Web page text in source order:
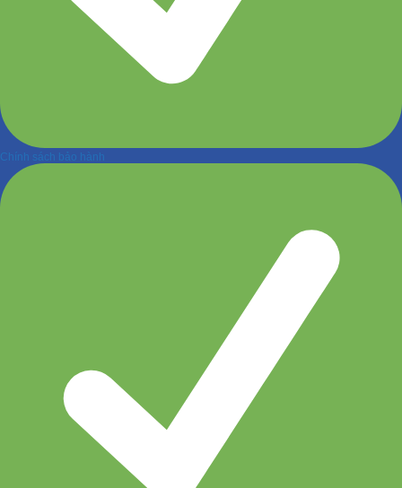
Chính sách bảo hành